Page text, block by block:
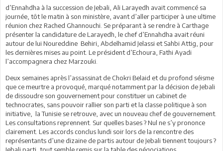
d’Ennahdha à la succession de Jebali, Ali Larayedh avait commencé sa
journée, tôt le matin à son ministère, avant d’aller participer à une ultime
réunion chez Rached Ghannouchi. Se préparant à se rendre à Carthage
présenter la candidature de Larayedh, le chef d’Ennahdha avait réuni
autour de lui Noureddine Behiri, Abdelhamid Jelassi et Sahbi Attig, pour
les dernières mises au point. Le président d’Echoura, Fathi Ayadi
l’accompagnera chez Marzouki.
Deux semaines après l’assassinat de Chokri Belaid et du profond séisme
que ce meurtre a provoqué, marqué notamment par la décision de Jebali
de dissoudre son gouvernement pour constituer un cabinet de
technocrates, sans pouvoir rallier son parti et la classe politique à son
initiative, la Tunisie se retrouve, avec un nouveau chef de gouvernement.
Les consultations reprennent. Sur quelles bases ? Nul ne s’y prononce
clairement. Les accords conclus lundi soir lors de la rencontre des
représentants d’une dizaine de partis autour de Jebali tiennent toujours ?